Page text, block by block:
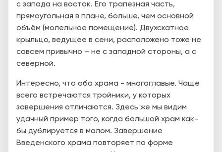
с запада на восток. Его трапезная часть,
прямоугольная в плане, больше, чем основной
объём (молельное помещение). Двухскатное
крыльцо, ведущее в сени, расположено тоже не
совсем привычно – не с западной стороны, а с
северной.
Интересно, что оба храма - многоглавые. Чаще
всего встречаются тройники, у которых
завершения отличаются. Здесь же мы видим
удачный пример того, когда большой храм как-
бы дублируется в малом. Завершение
Введенского храма повторяет по форме